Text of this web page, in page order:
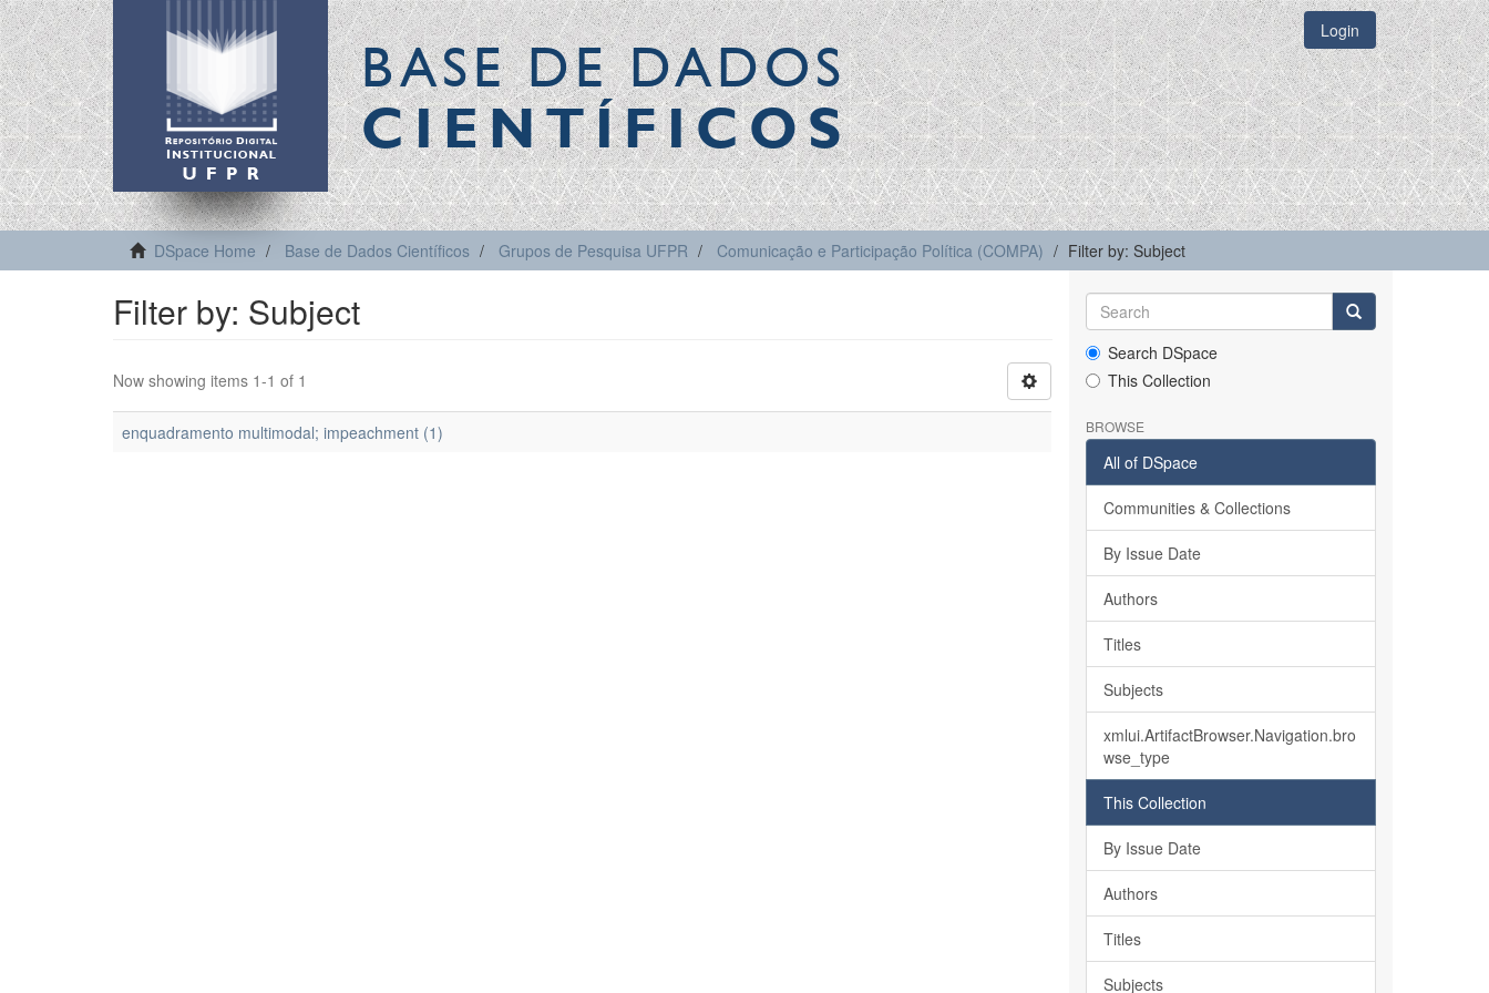
BASE DE DADOS
CIENTÍFICOS
Login
DSpace Home Base de Dados Científicos Grupos de Pesquisa UFPR Comunicação e Participação Política (COMPA) Filter by: Subject
Filter by: Subject
Now showing items 1-1 of 1
enquadramento multimodal; impeachment (1)
Search DSpace
This Collection
BROWSE
All of DSpace
Communities & Collections
By Issue Date
Authors
Titles
Subjects
xmlui.ArtifactBrowser.Navigation.bro
wse_type
This Collection
By Issue Date
Authors
Titles
Subjects